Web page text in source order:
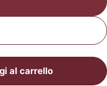
ER 15TEN-ER 15
al carrello